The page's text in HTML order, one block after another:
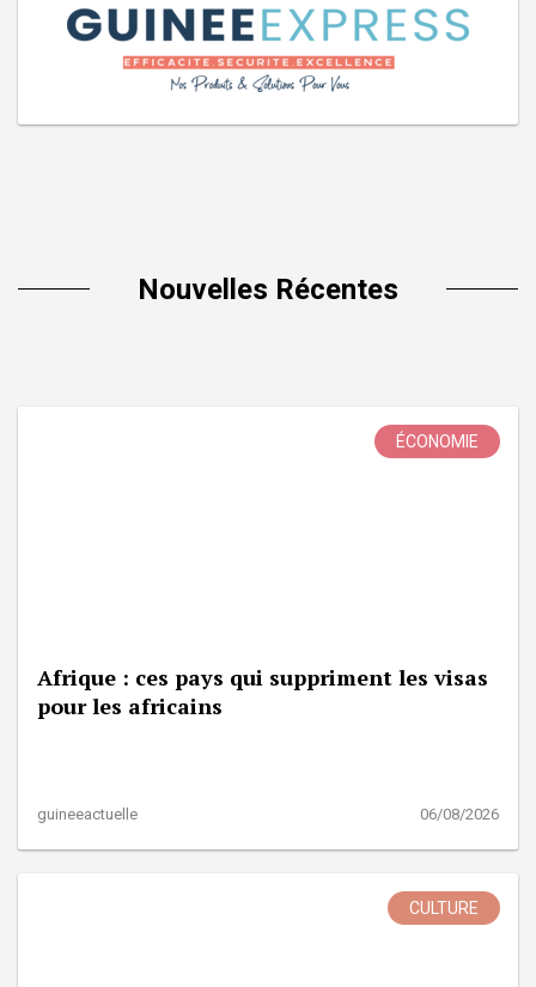
Nouvelles Récentes
ÉCONOMIE
Afrique : ces pays qui suppriment les visas
pour les africains
guineeactuelle 06/08/2026
CULTURE